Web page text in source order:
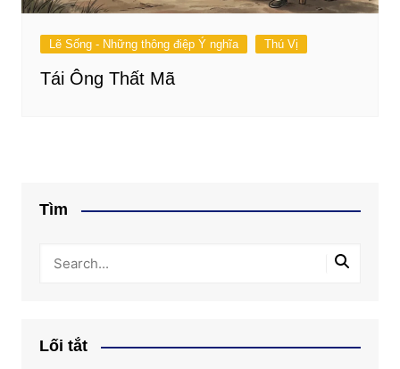
Lẽ Sống - Những thông điệp Ý nghĩa Thú Vị
Tái Ông Thất Mã
Tìm
Lối tắt